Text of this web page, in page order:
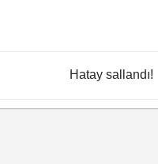
Hatay sallandı!